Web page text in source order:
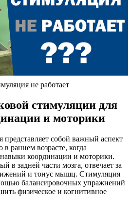
не работает
стимуляции для
и моторики
представляет собой важный аспект
в раннем возрасте, когда
координации и моторики.
в задней части мозга, отвечает за
и тонус мышц. Стимуляция
балансировочных упражнений
физическое и когнитивное